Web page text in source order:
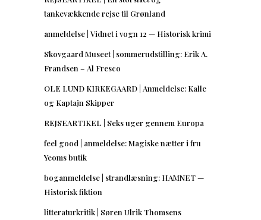
tankevækkende rejse til Grønland
anmeldelse | Vidnet i vogn 12 — Historisk krimi
Skovgaard Museet | sommerudstilling: Erik A.
Frandsen – Al Fresco
OLE LUND KIRKEGAARD | Anmeldelse: Kalle
og Kaptajn Skipper
REJSEARTIKEL | Seks uger gennem Europa
feel good | anmeldelse: Magiske nætter i fru
Yeoms butik
boganmeldelse | strandlæsning: HAMNET —
Historisk fiktion
litteraturkritik | Søren Ulrik Thomsens